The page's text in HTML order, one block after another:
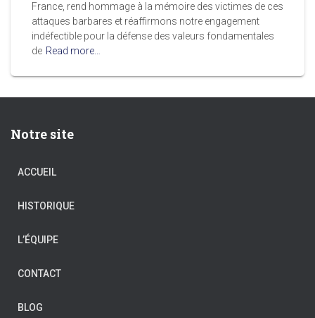
France, rend hommage à la mémoire des victimes de ces
attaques barbares et réaffirmons notre engagement
indéfectible pour la défense des valeurs fondamentales
de Read more…
Notre site
ACCUEIL
HISTORIQUE
L’ÉQUIPE
CONTACT
BLOG